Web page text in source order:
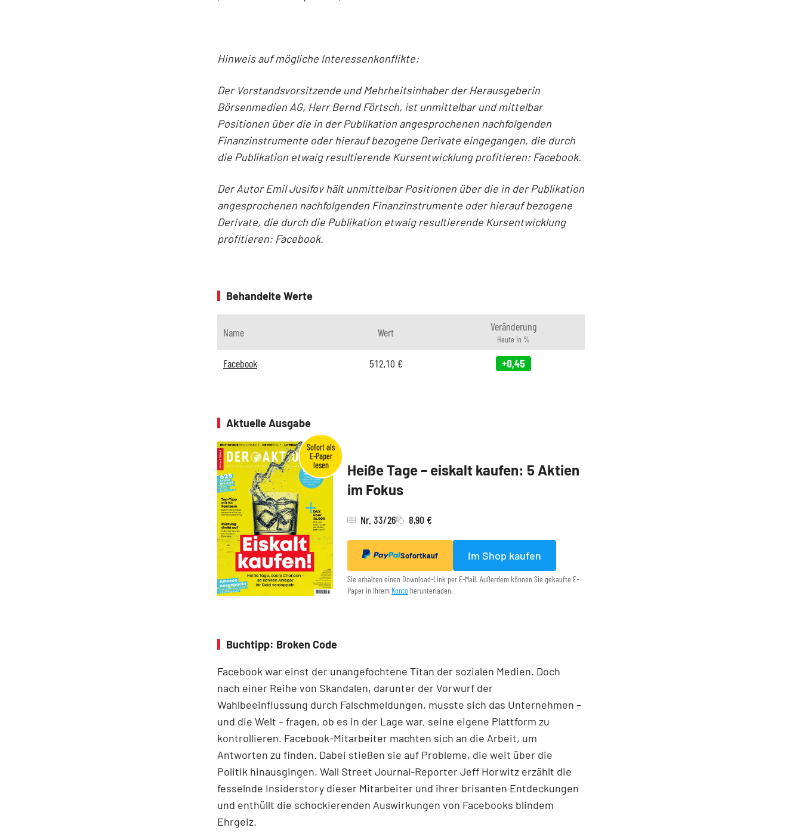
Hinweis auf mögliche Interessenkonflikte:
Der Vorstandsvorsitzende und Mehrheitsinhaber der Herausgeberin
Börsenmedien AG, Herr Bernd Förtsch, ist unmittelbar und mittelbar
Positionen über die in der Publikation angesprochenen nachfolgenden
Finanzinstrumente oder hierauf bezogene Derivate eingegangen, die durch
die Publikation etwaig resultierende Kursentwicklung profitieren: Facebook.
Der Autor Emil Jusifov hält unmittelbar Positionen über die in der Publikation
angesprochenen nachfolgenden Finanzinstrumente oder hierauf bezogene
Derivate, die durch die Publikation etwaig resultierende Kursentwicklung
profitieren: Facebook.
Behandelte Werte
Name Wert Veränderung
Heute in %
Facebook 512,10 € +0,45
Aktuelle Ausgabe
Heiße Tage – eiskalt kaufen: 5 Aktien
im Fokus
Nr. 33/26 8,90 €
Sofortkauf Im Shop kaufen
Sie erhalten einen Download-Link per E-Mail. Außerdem können Sie gekaufte E-
Paper in Ihrem Konto herunterladen.
Buchtipp: Broken Code
Facebook war einst der unangefochtene Titan der sozialen Medien. Doch
nach einer Reihe von Skandalen, darunter der Vorwurf der
Wahlbeeinflussung durch Falschmeldungen, musste sich das Unternehmen –
und die Welt – fragen, ob es in der Lage war, seine eigene Plattform zu
kontrollieren. Facebook-Mitarbeiter machten sich an die Arbeit, um
Antworten zu finden. Dabei stießen sie auf Probleme, die weit über die
Politik hinausgingen. Wall Street Journal-­Reporter Jeff Horwitz erzählt die
fesselnde Insiderstory dieser Mitarbeiter und ihrer brisanten Entdeckungen
und enthüllt die schockierenden Auswirkungen von Facebooks blindem
Ehrgeiz.